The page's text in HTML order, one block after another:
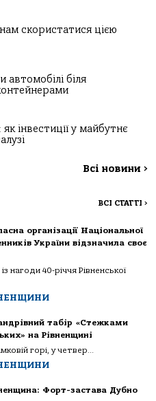
скористатися цією
автомобілі біля
інвестиції у майбутнє
Всі новини >
ВСІ СТАТТІ >
організації Національної
України відзначила своє
нагоди 40-річчя Рівненської
табір «Стежками
на Рівненщині
горі, у четвер...
Форт-застава Дубно